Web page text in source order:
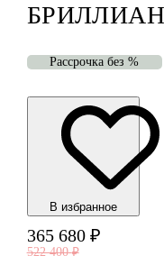
Рассрочка без %
В избранноe
365 680 ₽
522 400 ₽